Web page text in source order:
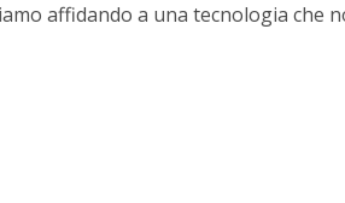
affidando a una tecnologia che